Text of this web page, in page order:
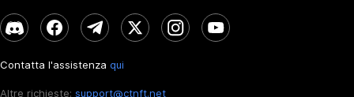
Contatta l'assistenza qui
Altre richieste: support@ctnft.net